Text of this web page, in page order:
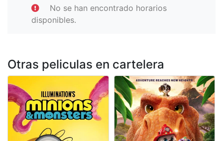
No se han encontrado horarios
disponibles.
Otras peliculas en cartelera